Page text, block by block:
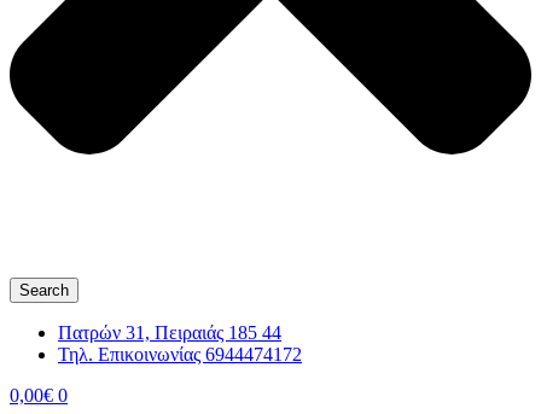
Search
Πατρών 31, Πειραιάς 185 44
Τηλ. Επικοινωνίας 6944474172
0,00€ 0